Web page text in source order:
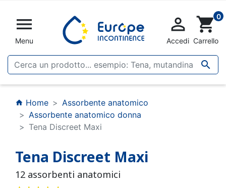

Menu


Accedi
shopping_cart0
Carrello
home Home
Assorbente anatomico
Assorbente anatomico donna
Tena Discreet Maxi
Tena Discreet Maxi
12 assorbenti anatomici